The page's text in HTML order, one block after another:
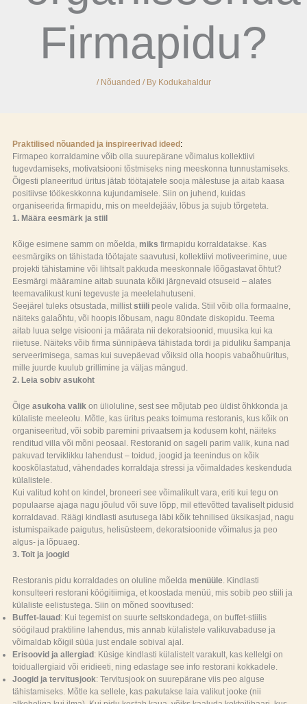
Firmapidu?
/ Nõuanded / By Kodukahaldur
Praktilised nõuanded ja inspireerivad ideed:
Firmapeo korraldamine võib olla suurepärane võimalus kollektiivi
tugevdamiseks, motivatsiooni tõstmiseks ning meeskonna tunnustamiseks.
Õigesti planeeritud üritus jätab töötajatele sooja mälestuse ja aitab kaasa
positiivse töökeskkonna kujundamisele. Siin on juhend, kuidas
organiseerida firmapidu, mis on meeldejääv, lõbus ja sujub tõrgeteta.
1. Määra eesmärk ja stiil
Kõige esimene samm on mõelda, miks firmapidu korraldatakse. Kas
eesmärgiks on tähistada töötajate saavutusi, kollektiivi motiveerimine, uue
projekti tähistamine või lihtsalt pakkuda meeskonnale lõõgastavat õhtut?
Eesmärgi määramine aitab suunata kõiki järgnevaid otsuseid – alates
teemavalikust kuni tegevuste ja meelelahutuseni.
Seejärel tuleks otsustada, milliststiili peole valida. Stiil võib olla formaalne,
näiteks galaõhtu, või hoopis lõbusam, nagu 80ndate diskopidu. Teema
aitab luua selge visiooni ja määrata nii dekoratsioonid, muusika kui ka
riietuse. Näiteks võib firma sünnipäeva tähistada tordi ja piduliku šampanja
serveerimisega, samas kui suvepäevad võiksid olla hoopis vabaõhuüritus,
mille juurde kuulub grillimine ja väljas mängud.
2. Leia sobiv asukoht
Õigeasukoha valik on ülioluline, sest see mõjutab peo üldist õhkkonda ja
külaliste meeleolu. Mõtle, kas üritus peaks toimuma restoranis, kus kõik on
organiseeritud, või sobib paremini privaatsem ja kodusem koht, näiteks
renditud villa või mõni peosaal. Restoranid on sageli parim valik, kuna nad
pakuvad terviklikku lahendust – toidud, joogid ja teenindus on kõik
kooskõlastatud, vähendades korraldaja stressi ja võimaldades keskenduda
külalistele.
Kui valitud koht on kindel, broneeri see võimalikult vara, eriti kui tegu on
populaarse ajaga nagu jõulud või suve lõpp, mil ettevõtted tavaliselt pidusid
korraldavad. Räägi kindlasti asutusega läbi kõik tehnilised üksikasjad, nagu
istumispaikade paigutus, helisüsteem, dekoratsioonide võimalus ja peo
algus- ja lõpuaeg.
3. Toit ja joogid
Restoranis pidu korraldades on oluline mõelda menüüle. Kindlasti
konsulteeri restorani köögitiimiga, et koostada menüü, mis sobib peo stiili ja
külaliste eelistustega. Siin on mõned soovitused:
Buffet-lauad: Kui tegemist on suurte seltskondadega, on buffet-stiilis
söögilaud praktiline lahendus, mis annab külalistele valikuvabaduse ja
võimaldab kõigil süüa just endale sobival ajal.
Erisoovid ja allergiad: Küsige kindlasti külalistelt varakult, kas kellelgi on
toiduallergiaid või eridieeti, ning edastage see info restorani kokkadele.
Joogid ja tervitusjook: Tervitusjook on suurepärane viis peo alguse
tähistamiseks. Mõtle ka sellele, kas pakutakse laia valikut jooke (nii